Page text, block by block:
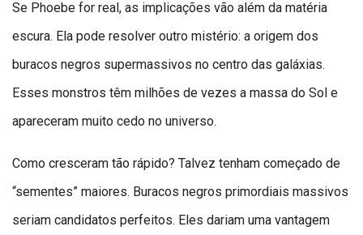
Se Phoebe for real, as implicações vão além da matéria
escura. Ela pode resolver outro mistério: a origem dos
buracos negros supermassivos no centro das galáxias.
Esses monstros têm milhões de vezes a massa do Sol e
apareceram muito cedo no universo.
Como cresceram tão rápido? Talvez tenham começado de
“sementes” maiores. Buracos negros primordiais massivos
seriam candidatos perfeitos. Eles dariam uma vantagem